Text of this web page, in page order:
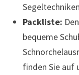
Packliste:
bequeme
finden Sie auf